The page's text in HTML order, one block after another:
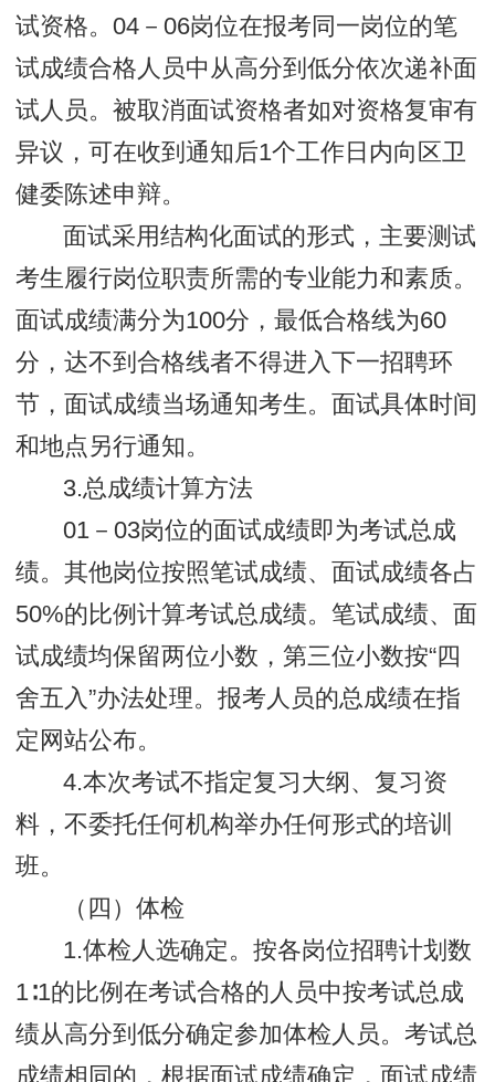
试资格。04－06岗位在报考同一岗位的笔
试成绩合格人员中从高分到低分依次递补面
试人员。被取消面试资格者如对资格复审有
异议，可在收到通知后1个工作日内向区卫
健委陈述申辩。
面试采用结构化面试的形式，主要测试
考生履行岗位职责所需的专业能力和素质。
面试成绩满分为100分，最低合格线为60
分，达不到合格线者不得进入下一招聘环
节，面试成绩当场通知考生。面试具体时间
和地点另行通知。
3.总成绩计算方法
01－03岗位的面试成绩即为考试总成
绩。其他岗位按照笔试成绩、面试成绩各占
50%的比例计算考试总成绩。笔试成绩、面
试成绩均保留两位小数，第三位小数按“四
舍五入”办法处理。报考人员的总成绩在指
定网站公布。
4.本次考试不指定复习大纲、复习资
料，不委托任何机构举办任何形式的培训
班。
（四）体检
1.体检人选确定。按各岗位招聘计划数
1∶1的比例在考试合格的人员中按考试总成
绩从高分到低分确定参加体检人员。考试总
成绩相同的，根据面试成绩确定，面试成绩